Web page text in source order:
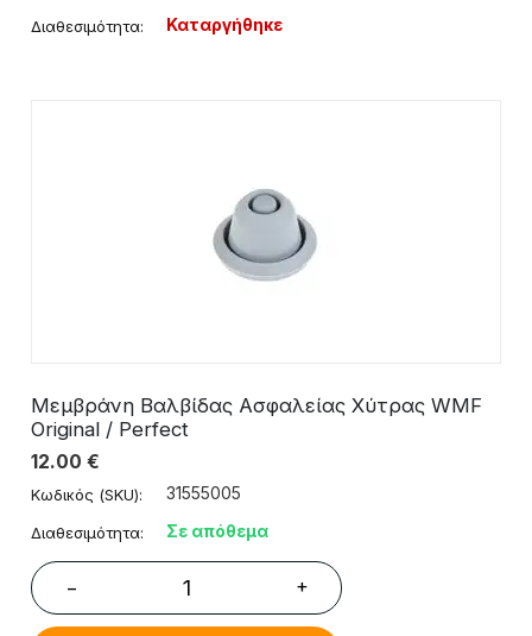
Διαθεσιμότητα: Καταργήθηκε
Μεμβράνη Βαλβίδας Ασφαλείας Χύτρας WMF
Original / Perfect
12.00 €
Κωδικός (SKU): 31555005
Διαθεσιμότητα: Σε απόθεμα
− +